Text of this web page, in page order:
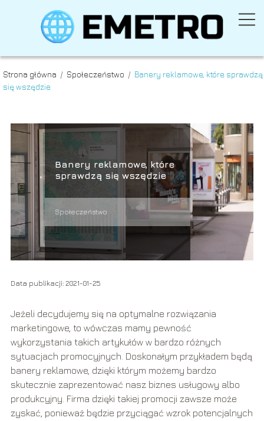
Strona główna / Społeczeństwo / Banery reklamowe, które sprawdzą
się wszędzie
Banery reklamowe, które
sprawdzą się wszędzie
Społeczeństwo
Data publikacji: 2021-01-25
Jeżeli decydujemy się na optymalne rozwiązania
marketingowe, to wówczas mamy pewność
wykorzystania takich artykułów w bardzo różnych
sytuacjach promocyjnych. Doskonałym przykładem będą
banery reklamowe, dzięki którym możemy bardzo
skutecznie zaprezentować nasz biznes usługowy albo
produkcyjny. Firma dzięki takiej promocji zawsze może
zyskać, ponieważ będzie przyciągać wzrok potencjalnych